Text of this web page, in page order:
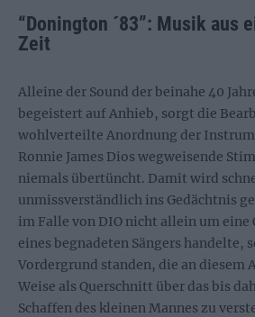
“Donington ´83”: Musik aus
Zeit
Alleine der Sound der beinahe 40
begeistert auf Anhieb, sorgt die
wohlverteilte Anordnung der
Ronnie James Dios wegweisende
niemals übertüncht. Damit wird
unmissverständlich ins Gedächtnis
im Falle von DIO nicht allein um
eines begnadeten Sängers handelte,
Vordergrund standen, die an diesem
Weise als Querschnitt über das bis
Schaffen des kleinen Mannes zu